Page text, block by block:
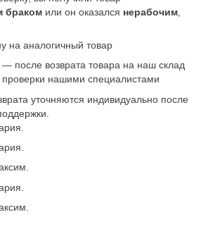
браком или он оказался нерабочим
на аналогичный товар
— после возврата товара на наш склад
нашими специалистами
уточняются индивидуально после